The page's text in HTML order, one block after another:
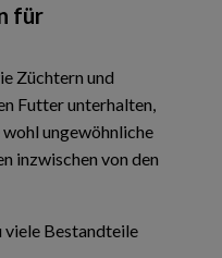
für
Züchtern und
Futter unterhalten,
wohl ungewöhnliche
inzwischen von den
Bestandteile